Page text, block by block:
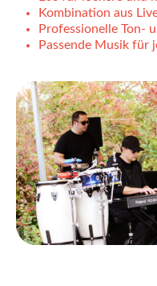
Kombination aus
Professionelle Ton-
Passende Musik für